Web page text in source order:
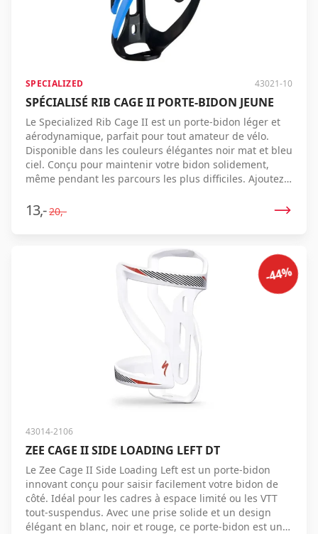
SPECIALIZED 43021-10
SPÉCIALISÉ RIB CAGE II PORTE-BIDON JEUNE
Le Specialized Rib Cage II est un porte-bidon léger et
aérodynamique, parfait pour tout amateur de vélo.
Disponible dans les couleurs élégantes noir mat et bleu
ciel. Conçu pour maintenir votre bidon solidement,
même pendant les parcours les plus difficiles. Ajoutez
et profitez de vos balades sans souci.
13,- 20,-
-44%
43014-2106
ZEE CAGE II SIDE LOADING LEFT DT
Le Zee Cage II Side Loading Left est un porte-bidon
innovant conçu pour saisir facilement votre bidon de
côté. Idéal pour les cadres à espace limité ou les VTT
tout-suspendus. Avec une prise solide et un design
élégant en blanc, noir et rouge, ce porte-bidon est un
Se connecter
Se souvenir de moi